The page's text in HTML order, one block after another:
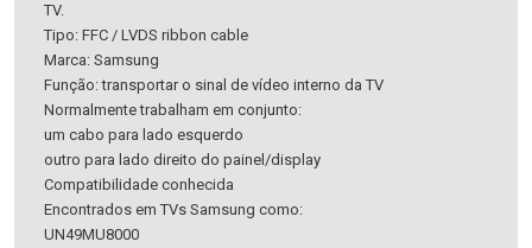
TV.
Tipo: FFC / LVDS ribbon cable
Marca: Samsung
Função: transportar o sinal de vídeo interno da TV
Normalmente trabalham em conjunto:
um cabo para lado esquerdo
outro para lado direito do painel/display
Compatibilidade conhecida
Encontrados em TVs Samsung como:
UN49MU8000